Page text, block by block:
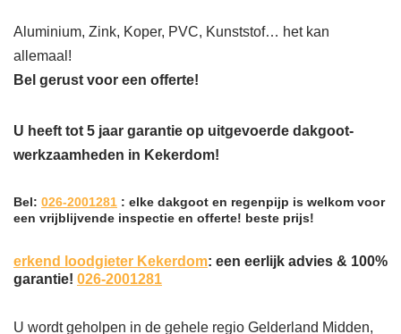
Aluminium, Zink, Koper, PVC, Kunststof… het kan
allemaal!
Bel gerust voor een offerte!
U heeft tot 5 jaar garantie op uitgevoerde dakgoot-
werkzaamheden in Kekerdom!
Bel: 026-2001281 : elke dakgoot en regenpijp is welkom voor
een vrijblijvende inspectie en offerte! beste prijs!
erkend loodgieter Kekerdom: een eerlijk advies & 100%
garantie! 026-2001281
U wordt geholpen in de gehele regio Gelderland Midden,